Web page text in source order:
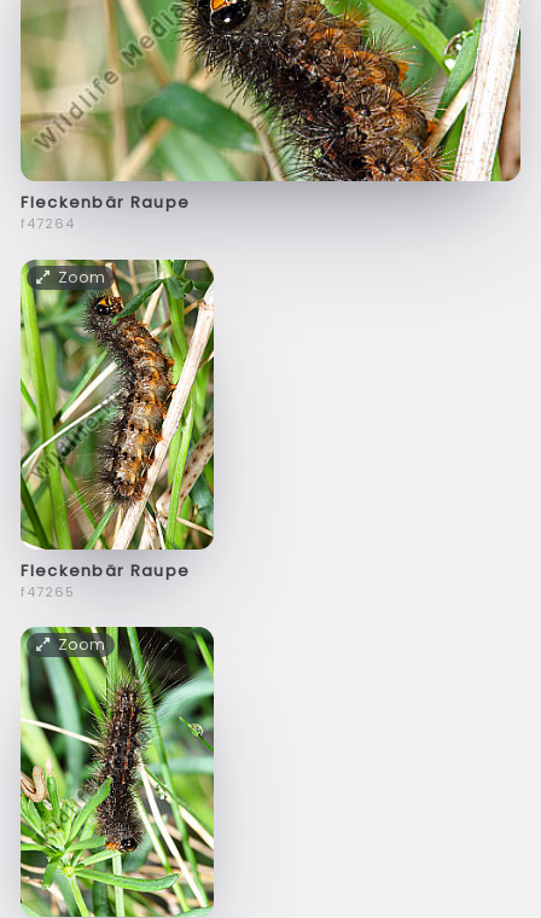
Fleckenbär Raupe
f47264
Zoom
Fleckenbär Raupe
f47265
Zoom